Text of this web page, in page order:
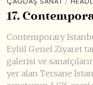
17.
Contemporary
Eylül Genel Ziyaret
galerisi ve
yer alan Tersane